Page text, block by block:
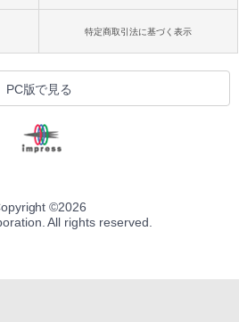
特定商取引法に基づく表示
PC版で見る
©2026
All rights reserved.